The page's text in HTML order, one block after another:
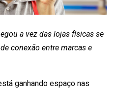
a vez das lojas físicas se
conexão entre marcas e
ganhando espaço nas